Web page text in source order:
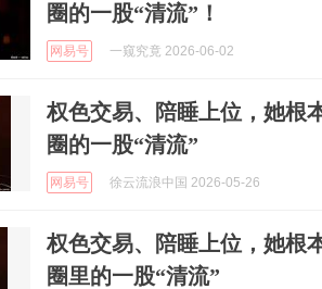
圈的一股“清流”！
网易号 一窥究竟 2026-06-02
权色交易、陪睡上位，她根
圈的一股“清流”
网易号 徐云流浪中国 2026-05-26
权色交易、陪睡上位，她根
圈里的一股“清流”